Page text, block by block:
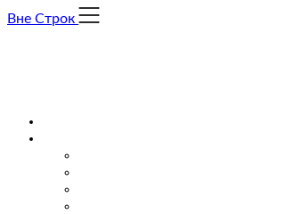
Skip
Вне Строк